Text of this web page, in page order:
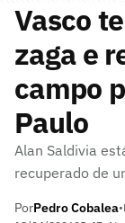
Vasco
zaga e
campo
Paulo
Alan Saldivia
recuperado de
PorPedro Cobalea•